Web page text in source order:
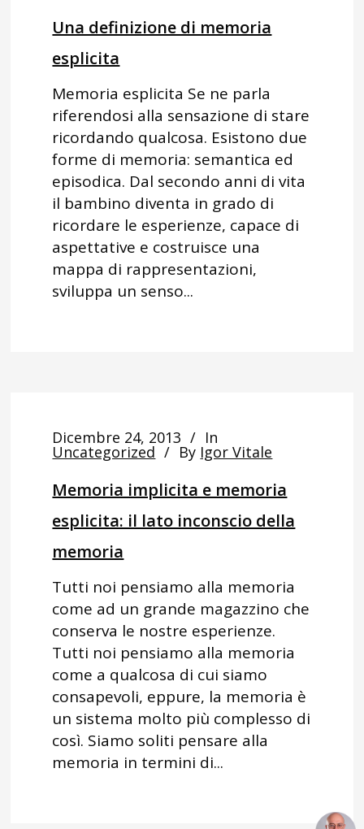
Una definizione di memoria
esplicita
Memoria esplicita Se ne parla
riferendosi alla sensazione di stare
ricordando qualcosa. Esistono due
forme di memoria: semantica ed
episodica. Dal secondo anni di vita
il bambino diventa in grado di
ricordare le esperienze, capace di
aspettative e costruisce una
mappa di rappresentazioni,
sviluppa un senso...
Dicembre 24, 2013 In
Uncategorized By Igor Vitale
Memoria implicita e memoria
esplicita: il lato inconscio della
memoria
Tutti noi pensiamo alla memoria
come ad un grande magazzino che
conserva le nostre esperienze.
Tutti noi pensiamo alla memoria
come a qualcosa di cui siamo
consapevoli, eppure, la memoria è
un sistema molto più complesso di
così. Siamo soliti pensare alla
memoria in termini di...